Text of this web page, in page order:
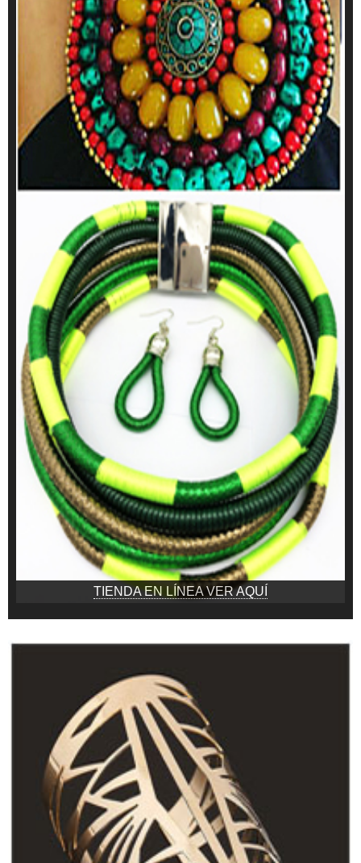
TIENDA EN LÍNEA VER AQUÍ